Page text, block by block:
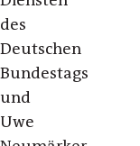
des
Deutschen
Bundestags
und
Uwe